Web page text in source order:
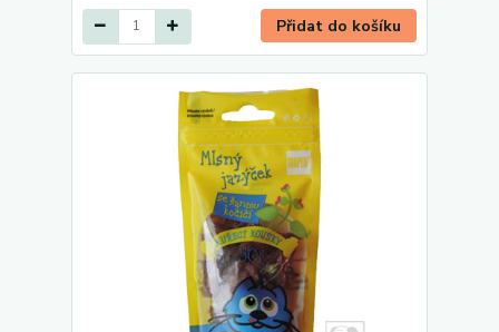
Přidat do košíku